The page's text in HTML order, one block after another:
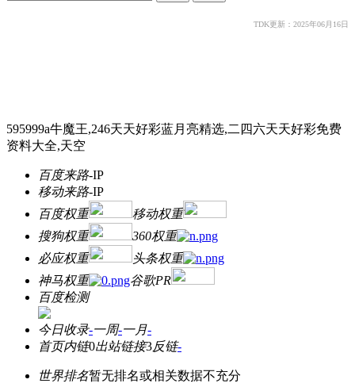
TDK更新：2025年06月16日
595999a牛魔王,246天天好彩蓝月亮精选,二四六天天好彩免费
资料大全,天空
百度来路-IP
移动来路-IP
百度权重
移动权重
搜狗权重
360权重
必应权重
头条权重
神马权重
谷歌PR
百度检测
今日收录-一周-一月-
首页内链0出站链接3反链-
世界排名暂无排名或相关数据不充分